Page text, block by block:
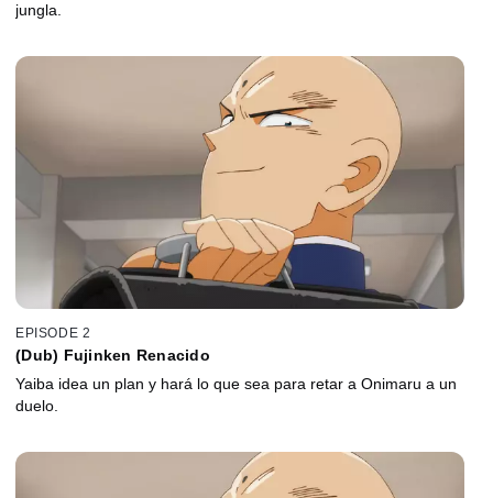
jungla.
EPISODE 2
(Dub) Fujinken Renacido
Yaiba idea un plan y hará lo que sea para retar a Onimaru a un
duelo.